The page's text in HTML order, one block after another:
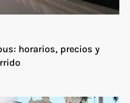
horarios, precios y